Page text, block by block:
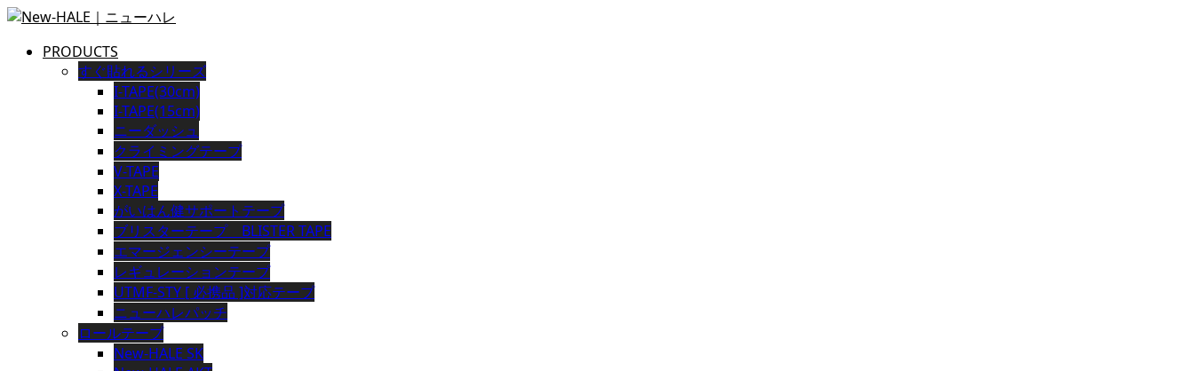
PRODUCTS
すぐ貼れるシリーズ
I-TAPE(30cm)
I-TAPE(15cm)
ニーダッシュ
クライミングテープ
V-TAPE
X-TAPE
がいはん健サポートテープ
ブリスターテープ BLISTER TAPE
エマージェンシーテープ
レギュレーションテープ
UTMF-STY [ 必携品 ]対応テープ
ニューハレパッチ
ロールテープ
New-HALE SK